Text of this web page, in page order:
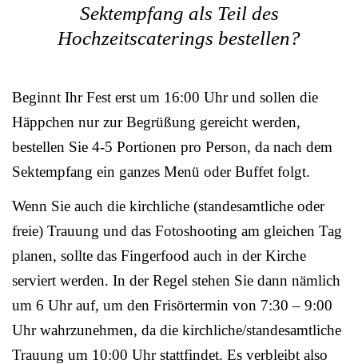
Sektempfang als Teil des
Hochzeitscaterings bestellen?
Beginnt Ihr Fest erst um 16:00 Uhr und sollen die
Häppchen nur zur Begrüßung gereicht werden,
bestellen Sie 4-5 Portionen pro Person, da nach dem
Sektempfang ein ganzes Menü oder Buffet folgt.
Wenn Sie auch die kirchliche (standesamtliche oder
freie) Trauung und das Fotoshooting am gleichen Tag
planen, sollte das Fingerfood auch in der Kirche
serviert werden. In der Regel stehen Sie dann nämlich
um 6 Uhr auf, um den Frisörtermin von 7:30 – 9:00
Uhr wahrzunehmen, da die kirchliche/standesamtliche
Trauung um 10:00 Uhr stattfindet. Es verbleibt also